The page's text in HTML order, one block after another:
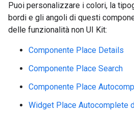
Puoi personalizzare i colori, la
bordi e gli angoli di questi
delle funzionalità non UI Kit:
Componente Place Details
Componente Place Search
Componente Place
Widget Place Autocomplete